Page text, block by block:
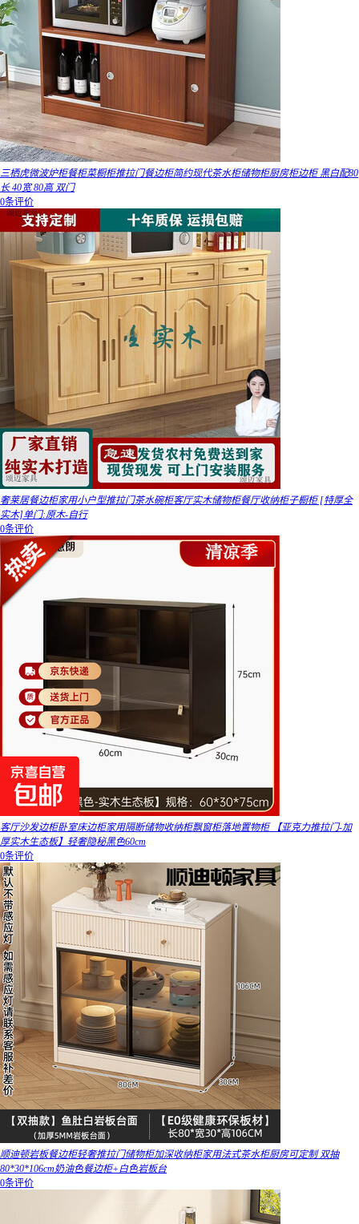
三栖虎微波炉柜餐柜菜橱柜推拉门餐边柜简约现代茶水柜储物柜厨房柜边柜 黑白配80
长 40宽 80高 双门
0条评价
奢莱居餐边柜家用小户型推拉门茶水碗柜客厅实木储物柜餐厅收纳柜子橱柜 [特厚全
实木]单门:原木-自行
0条评价
客厅沙发边柜卧室床边柜家用隔断储物收纳柜飘窗柜落地置物柜 【亚克力推拉门-加
厚实木生态板】轻奢隐秘黑色60cm
0条评价
顺迪顿岩板餐边柜轻奢推拉门储物柜加深收纳柜家用法式茶水柜厨房可定制 双抽
80*30*106cm奶油色餐边柜+白色岩板台
0条评价